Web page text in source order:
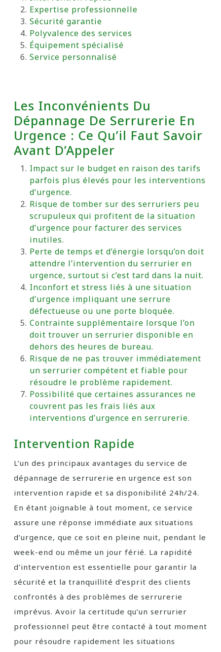
Expertise professionnelle
Sécurité garantie
Polyvalence des services
Équipement spécialisé
Service personnalisé
Les Inconvénients Du
Dépannage De Serrurerie En
Urgence : Ce Qu’il Faut Savoir
Avant D’Appeler
Impact sur le budget en raison des tarifs
parfois plus élevés pour les interventions
d’urgence.
Risque de tomber sur des serruriers peu
scrupuleux qui profitent de la situation
d’urgence pour facturer des services
inutiles.
Perte de temps et d’énergie lorsqu’on doit
attendre l’intervention du serrurier en
urgence, surtout si c’est tard dans la nuit.
Inconfort et stress liés à une situation
d’urgence impliquant une serrure
défectueuse ou une porte bloquée.
Contrainte supplémentaire lorsque l’on
doit trouver un serrurier disponible en
dehors des heures de bureau.
Risque de ne pas trouver immédiatement
un serrurier compétent et fiable pour
résoudre le problème rapidement.
Possibilité que certaines assurances ne
couvrent pas les frais liés aux
interventions d’urgence en serrurerie.
Intervention Rapide
L’un des principaux avantages du service de
dépannage de serrurerie en urgence est son
intervention rapide et sa disponibilité 24h/24.
En étant joignable à tout moment, ce service
assure une réponse immédiate aux situations
d’urgence, que ce soit en pleine nuit, pendant le
week-end ou même un jour férié. La rapidité
d’intervention est essentielle pour garantir la
sécurité et la tranquillité d’esprit des clients
confrontés à des problèmes de serrurerie
imprévus. Avoir la certitude qu’un serrurier
professionnel peut être contacté à tout moment
pour résoudre rapidement les situations